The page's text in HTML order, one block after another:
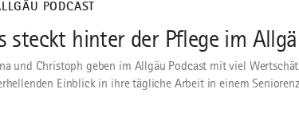
PODCAST
steckt hinter der Pflege im
und Christoph geben im Allgäu Podcast mit viel
Einblick in ihre tägliche Arbeit in einem